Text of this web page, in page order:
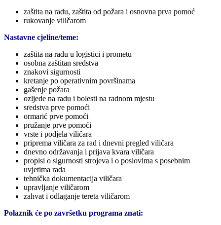
zaštita na radu, zaštita od požara i osnovna prva pomoć
rukovanje viličarom
Nastavne cjeline/teme:
zaštita na radu u logistici i prometu
osobna zaštitan sredstva
znakovi sigurnosti
kretanje po operativnim površinama
gašenje požara
ozljede na radu i bolesti na radnom mjestu
sredstva prve pomoći
ormarić prve pomoći
pružanje prve pomoći
vrste i podjela viličara
priprema viličara za rad i dnevni pregled viličara
dnevno održavanja i prijava kvara viličara
propisi o sigurnosti strojeva i o poslovima s posebnim
uvjetima rada
tehnička dokumentacija viličara
upravljanje viličarom
zahvat i odlaganje tereta viličarom
Polaznik će po završetku programa znati: